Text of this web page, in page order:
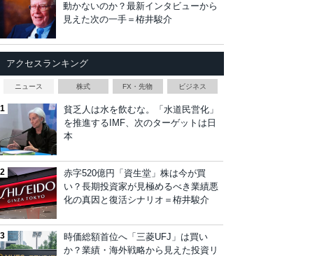
動かないのか？最新インタビューから
見えた次の一手＝栫井駿介
アクセスランキング
ニュース 株式 FX・先物 ビジネス
貧乏人は水を飲むな。「水道民営化」
を推進するIMF、次のターゲットは日
本
赤字520億円「資生堂」株は今が買
い？長期投資家が見極めるべき業績悪
化の真因と復活シナリオ＝栫井駿介
時価総額首位へ「三菱UFJ」は買い
か？業績・海外戦略から見えた投資リ